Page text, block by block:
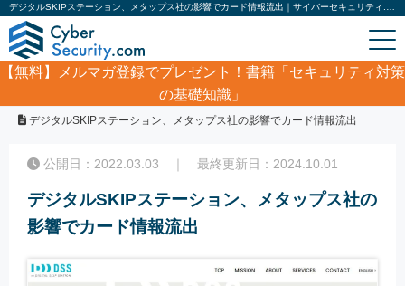
【無料】
メルマガ登録でプレゼント！書籍「セキュリティ対策
の基礎知識」
サイバーセキュリティ・情報漏洩ニュース
デジタルSKIPステーション、メタップス社の影響でカード情報流出
公開日：2022.03.03 ｜ 最終更新日：2024.10.01
デジタルSKIPステーション、メタップス社の
影響でカード情報流出